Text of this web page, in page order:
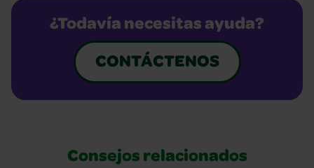
¿Todavía necesitas ayuda?
CONTÁCTENOS
Consejos relacionados